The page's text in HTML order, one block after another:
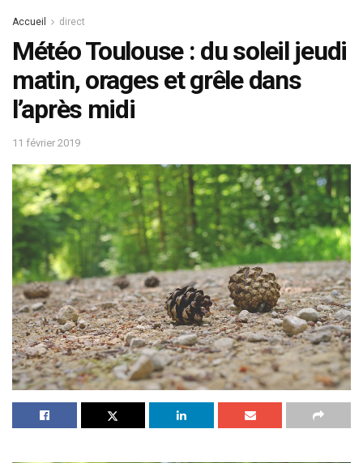
Accueil direct
Météo Toulouse : du soleil jeudi
matin, orages et grêle dans
l’après midi
11 février 2019